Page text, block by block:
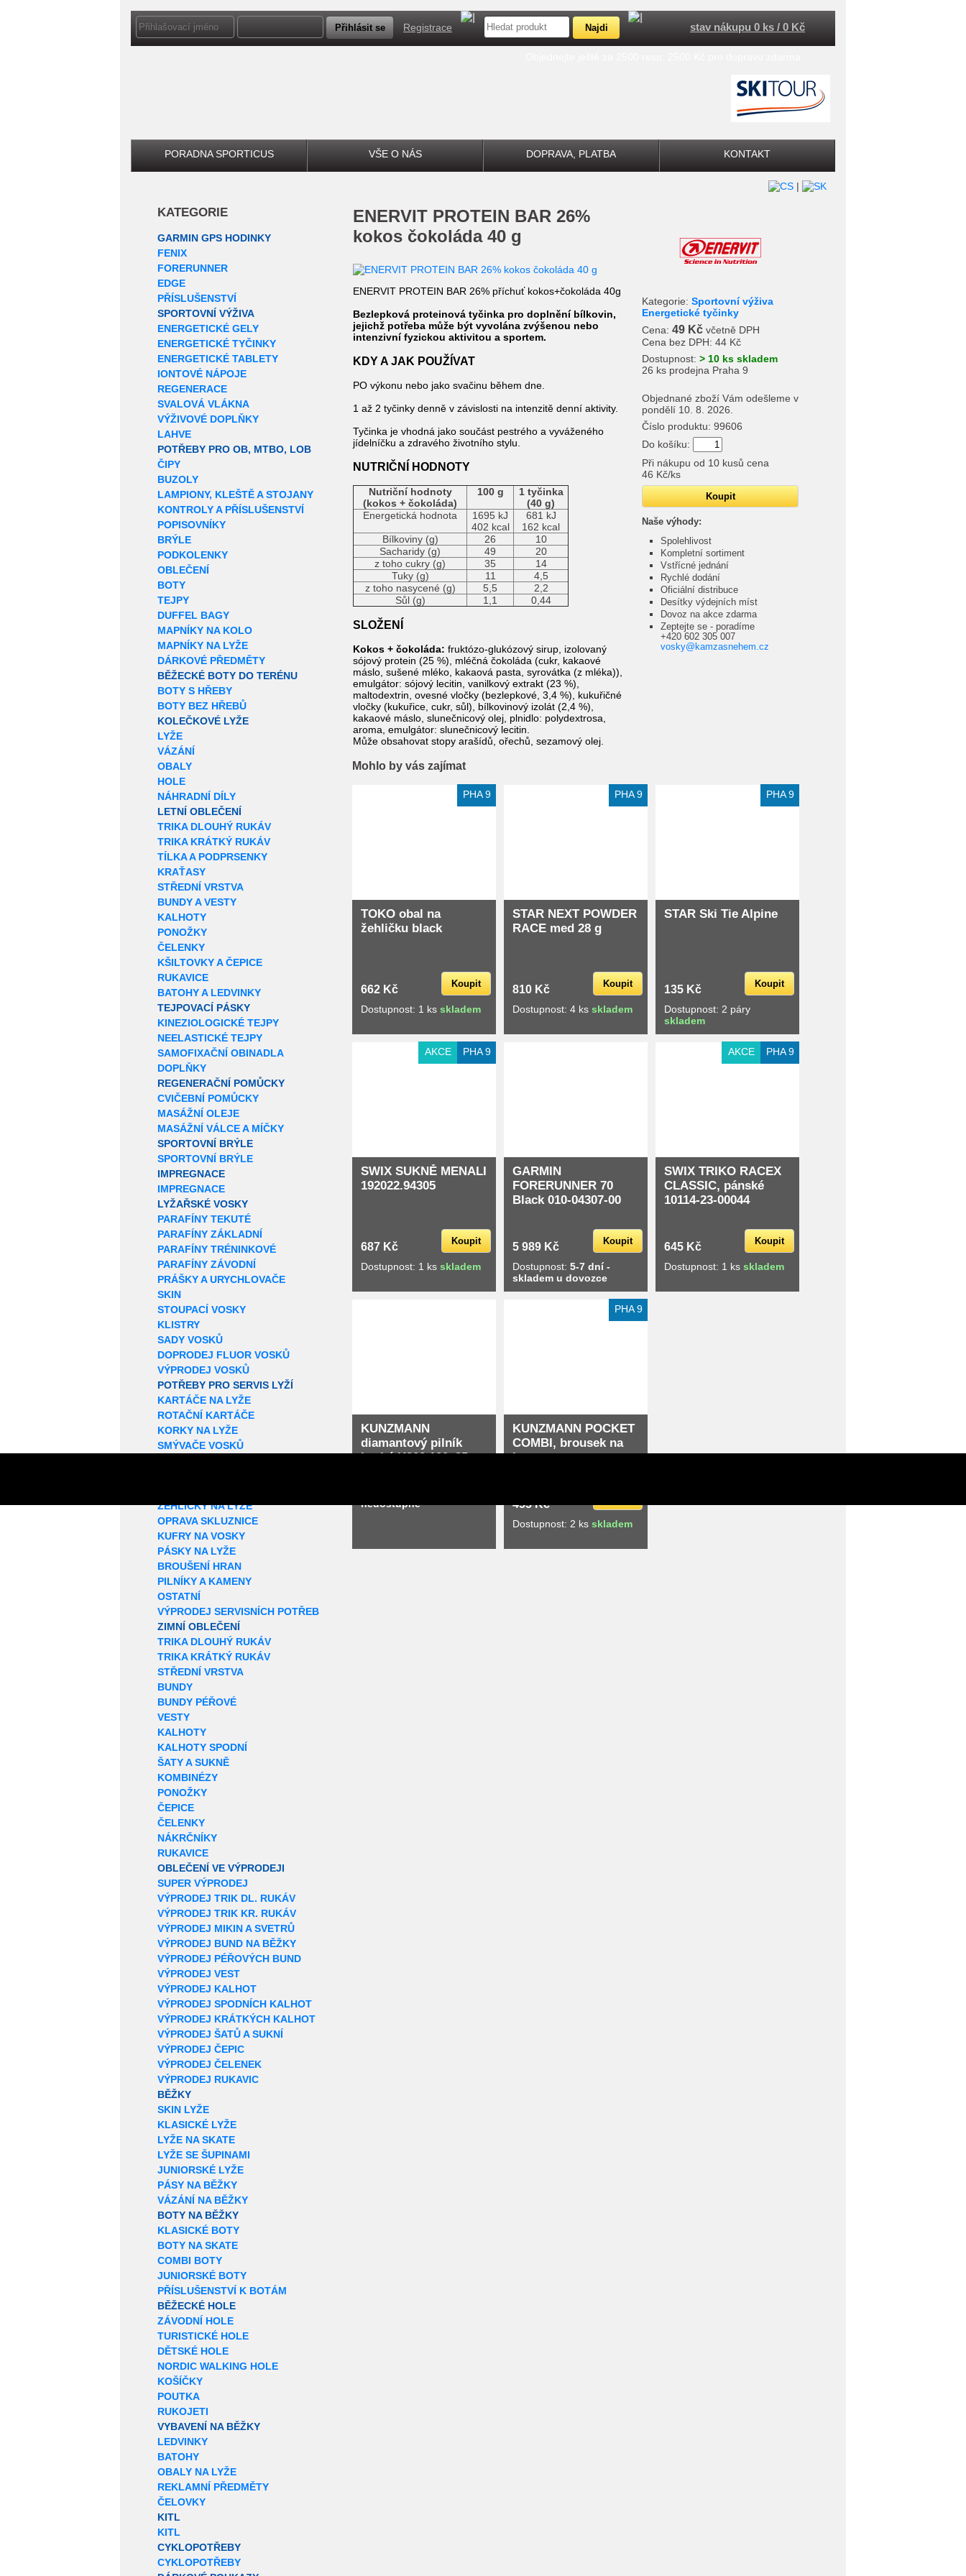
Registrace stav nákupu 0 ks / 0 Kč
PORADNA SPORTICUS VŠE O NÁS DOPRAVA, PLATBA KONTAKT
|
KATEGORIE
GARMIN GPS HODINKY
FENIX
FORERUNNER
EDGE
PŘÍSLUŠENSTVÍ
SPORTOVNÍ VÝŽIVA
ENERGETICKÉ GELY
ENERGETICKÉ TYČINKY
ENERGETICKÉ TABLETY
IONTOVÉ NÁPOJE
REGENERACE
SVALOVÁ VLÁKNA
VÝŽIVOVÉ DOPLŇKY
LAHVE
POTŘEBY PRO OB, MTBO, LOB
ČIPY
BUZOLY
LAMPIONY, KLEŠTĚ A STOJANY
KONTROLY A PŘÍSLUŠENSTVÍ
POPISOVNÍKY
BRÝLE
PODKOLENKY
OBLEČENÍ
BOTY
TEJPY
DUFFEL BAGY
MAPNÍKY NA KOLO
MAPNÍKY NA LYŽE
DÁRKOVÉ PŘEDMĚTY
BĚŽECKÉ BOTY DO TERÉNU
BOTY S HŘEBY
BOTY BEZ HŘEBŮ
KOLEČKOVÉ LYŽE
LYŽE
VÁZÁNÍ
OBALY
HOLE
NÁHRADNÍ DÍLY
LETNÍ OBLEČENÍ
TRIKA DLOUHÝ RUKÁV
TRIKA KRÁTKÝ RUKÁV
TÍLKA A PODPRSENKY
KRAŤASY
STŘEDNÍ VRSTVA
BUNDY A VESTY
KALHOTY
PONOŽKY
ČELENKY
KŠILTOVKY A ČEPICE
RUKAVICE
BATOHY A LEDVINKY
TEJPOVACÍ PÁSKY
KINEZIOLOGICKÉ TEJPY
NEELASTICKÉ TEJPY
SAMOFIXAČNÍ OBINADLA
DOPLŇKY
REGENERAČNÍ POMŮCKY
CVIČEBNÍ POMŮCKY
MASÁŽNÍ OLEJE
MASÁŽNÍ VÁLCE A MÍČKY
SPORTOVNÍ BRÝLE
SPORTOVNÍ BRÝLE
IMPREGNACE
IMPREGNACE
LYŽAŘSKÉ VOSKY
PARAFÍNY TEKUTÉ
PARAFÍNY ZÁKLADNÍ
PARAFÍNY TRÉNINKOVÉ
PARAFÍNY ZÁVODNÍ
PRÁŠKY A URYCHLOVAČE
SKIN
STOUPACÍ VOSKY
KLISTRY
SADY VOSKŮ
DOPRODEJ FLUOR VOSKŮ
VÝPRODEJ VOSKŮ
POTŘEBY PRO SERVIS LYŽÍ
KARTÁČE NA LYŽE
ROTAČNÍ KARTÁČE
KORKY NA LYŽE
SMÝVAČE VOSKŮ
ŽEHLIČKY NA LYŽE
OPRAVA SKLUZNICE
KUFRY NA VOSKY
PÁSKY NA LYŽE
BROUŠENÍ HRAN
PILNÍKY A KAMENY
OSTATNÍ
VÝPRODEJ SERVISNÍCH POTŘEB
ZIMNÍ OBLEČENÍ
TRIKA DLOUHÝ RUKÁV
TRIKA KRÁTKÝ RUKÁV
STŘEDNÍ VRSTVA
BUNDY
BUNDY PÉŘOVÉ
VESTY
KALHOTY
KALHOTY SPODNÍ
ŠATY A SUKNĚ
KOMBINÉZY
PONOŽKY
ČEPICE
ČELENKY
NÁKRČNÍKY
RUKAVICE
OBLEČENÍ VE VÝPRODEJI
SUPER VÝPRODEJ
VÝPRODEJ TRIK DL. RUKÁV
VÝPRODEJ TRIK KR. RUKÁV
VÝPRODEJ MIKIN A SVETRŮ
VÝPRODEJ BUND NA BĚŽKY
VÝPRODEJ PÉŘOVÝCH BUND
VÝPRODEJ VEST
VÝPRODEJ KALHOT
VÝPRODEJ SPODNÍCH KALHOT
VÝPRODEJ KRÁTKÝCH KALHOT
VÝPRODEJ ŠATŮ A SUKNÍ
VÝPRODEJ ČEPIC
VÝPRODEJ ČELENEK
VÝPRODEJ RUKAVIC
BĚŽKY
SKIN LYŽE
KLASICKÉ LYŽE
LYŽE NA SKATE
LYŽE SE ŠUPINAMI
JUNIORSKÉ LYŽE
PÁSY NA BĚŽKY
VÁZÁNÍ NA BĚŽKY
BOTY NA BĚŽKY
KLASICKÉ BOTY
BOTY NA SKATE
COMBI BOTY
JUNIORSKÉ BOTY
PŘÍSLUŠENSTVÍ K BOTÁM
BĚŽECKÉ HOLE
ZÁVODNÍ HOLE
TURISTICKÉ HOLE
DĚTSKÉ HOLE
NORDIC WALKING HOLE
KOŠÍČKY
POUTKA
RUKOJETI
VYBAVENÍ NA BĚŽKY
LEDVINKY
BATOHY
OBALY NA LYŽE
REKLAMNÍ PŘEDMĚTY
ČELOVKY
KITL
KITL
CYKLOPOTŘEBY
CYKLOPOTŘEBY
ENERVIT PROTEIN BAR 26%
kokos čokoláda 40 g
ENERVIT PROTEIN BAR 26% příchuť kokos+čokoláda 40g
Bezlepková proteinová tyčinka pro doplnění bílkovin,
jejichž potřeba může být vyvolána zvýšenou nebo
intenzivní fyzickou aktivitou a sportem.
KDY A JAK POUŽÍVAT
PO výkonu nebo jako svačinu během dne.
1 až 2 tyčinky denně v závislosti na intenzitě denní aktivity.
Tyčinka je vhodná jako součást pestrého a vyváženého
jídelníčku a zdravého životního stylu.
NUTRIČNÍ HODNOTY
Nutriční hodnoty
(kokos + čokoláda)
100 g
1 tyčinka
(40 g)
Energetická hodnota
1695 kJ
402 kcal
681 kJ
162 kcal
Bílkoviny (g)
26
10
Sacharidy (g)
49
20
z toho cukry (g)
35
14
Tuky (g)
11
4,5
z toho nasycené (g)
5,5
2,2
Sůl (g)
1,1 0,44
SLOŽENÍ
Kokos + čokoláda: fruktózo-glukózový sirup, izolovaný
sójový protein (25 %), mléčná čokoláda (cukr, kakaové
máslo, sušené mléko, kakaová pasta, syrovátka (z mléka)),
emulgátor: sójový lecitin, vanilkový extrakt (23 %),
maltodextrin, ovesné vločky (bezlepkové, 3,4 %), kukuřičné
vločky (kukuřice, cukr, sůl), bílkovinový izolát (2,4 %),
kakaové máslo, slunečnicový olej, plnidlo: polydextrosa,
aroma, emulgátor: slunečnicový lecitin.
Může obsahovat stopy arašídů, ořechů, sezamový olej.
Kategorie: Sportovní výživa
Energetické tyčinky
Cena: 49 Kč včetně DPH
Cena bez DPH: 44 Kč
Dostupnost: > 10 ks skladem
26 ks prodejna Praha 9
Objednané zboží Vám odešleme v
pondělí 10. 8. 2026.
Číslo produktu: 99606
Do košíku:
Při nákupu od 10 kusů cena
46 Kč/ks
Naše výhody:
Spolehlivost
Kompletní sortiment
Vstřícné jednání
Rychlé dodání
Oficiální distribuce
Desítky výdejních míst
Dovoz na akce zdarma
Zeptejte se - poradíme
+420 602 305 007
vosky@kamzasnehem.cz
Mohlo by vás zajímat
Extra slevy pro registrované
PHA 9
TOKO obal na
žehličku black
662 Kč Koupit
Dostupnost: 1 ks skladem
Extra slevy pro registrované
PHA 9
STAR NEXT POWDER
RACE med 28 g
810 Kč Koupit
Dostupnost: 4 ks skladem
Extra slevy pro registrované
PHA 9
STAR Ski Tie Alpine
135 Kč Koupit
Dostupnost: 2 páry
skladem
AKCE PHA 9
SWIX SUKNĚ MENALI
192022.94305
687 Kč Koupit
Dostupnost: 1 ks skladem
GARMIN
FORERUNNER 70
Black 010-04307-00
5 989 Kč Koupit
Dostupnost: 5-7 dní -
skladem u dovozce
AKCE PHA 9
SWIX TRIKO RACEX
CLASSIC, pánské
10114-23-00044
645 Kč Koupit
Dostupnost: 1 ks skladem
KUNZMANN
diamantový pilník
hrubý K200 100x25
nedostupné
Extra slevy pro registrované
PHA 9
KUNZMANN POCKET
COMBI, brousek na
hrany
455 Kč
Dostupnost: 2 ks skladem